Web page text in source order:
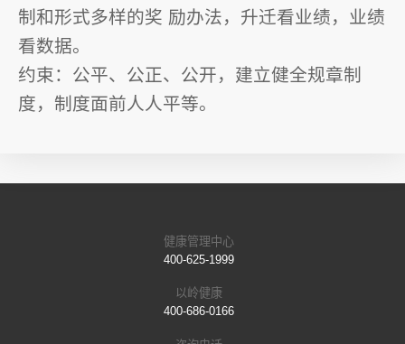
制和形式多样的奖 励办法，升迁看业绩，业绩
看数据。
约束：公平、公正、公开，建立健全规章制
度，制度面前人人平等。
健康管理中心
400-625-1999
以岭健康
400-686-0166